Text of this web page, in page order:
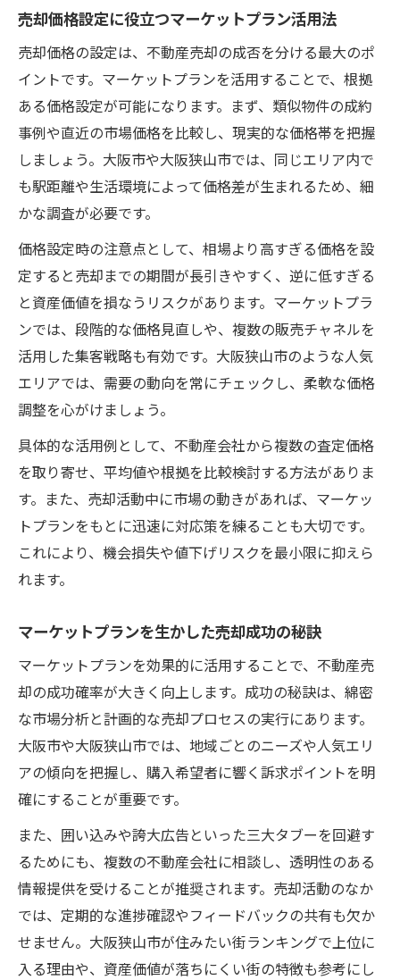
売却価格設定に役立つマーケットプラン活用法
売却価格の設定は、不動産売却の成否を分ける最大のポ
イントです。マーケットプランを活用することで、根拠
ある価格設定が可能になります。まず、類似物件の成約
事例や直近の市場価格を比較し、現実的な価格帯を把握
しましょう。大阪市や大阪狭山市では、同じエリア内で
も駅距離や生活環境によって価格差が生まれるため、細
かな調査が必要です。
価格設定時の注意点として、相場より高すぎる価格を設
定すると売却までの期間が長引きやすく、逆に低すぎる
と資産価値を損なうリスクがあります。マーケットプラ
ンでは、段階的な価格見直しや、複数の販売チャネルを
活用した集客戦略も有効です。大阪狭山市のような人気
エリアでは、需要の動向を常にチェックし、柔軟な価格
調整を心がけましょう。
具体的な活用例として、不動産会社から複数の査定価格
を取り寄せ、平均値や根拠を比較検討する方法がありま
す。また、売却活動中に市場の動きがあれば、マーケッ
トプランをもとに迅速に対応策を練ることも大切です。
これにより、機会損失や値下げリスクを最小限に抑えら
れます。
マーケットプランを生かした売却成功の秘訣
マーケットプランを効果的に活用することで、不動産売
却の成功確率が大きく向上します。成功の秘訣は、綿密
な市場分析と計画的な売却プロセスの実行にあります。
大阪市や大阪狭山市では、地域ごとのニーズや人気エリ
アの傾向を把握し、購入希望者に響く訴求ポイントを明
確にすることが重要です。
また、囲い込みや誇大広告といった三大タブーを回避す
るためにも、複数の不動産会社に相談し、透明性のある
情報提供を受けることが推奨されます。売却活動のなか
では、定期的な進捗確認やフィードバックの共有も欠か
せません。大阪狭山市が住みたい街ランキングで上位に
入る理由や、資産価値が落ちにくい街の特徴も参考にし